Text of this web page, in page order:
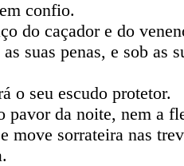
confio.
do caçador e do
suas penas, e sob as
o seu escudo protetor.
pavor da noite, nem a
move sorrateira nas